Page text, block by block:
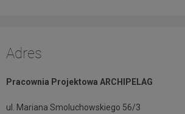
Adres
Pracownia Projektowa ARCHIPELAG
ul. Mariana Smoluchowskiego 56/3